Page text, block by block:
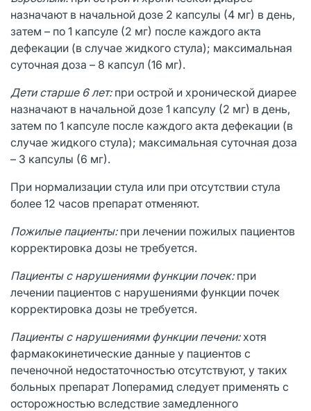
назначают в начальной дозе 2 капсулы (4 мг) в день,
затем – по 1 капсуле (2 мг) после каждого акта
дефекации (в случае жидкого стула); максимальная
суточная доза – 8 капсул (16 мг).
Дети старше 6 лет:при острой и хронической диарее
назначают в начальной дозе 1 капсулу (2 мг) в день,
затем по 1 капсуле после каждого акта дефекации (в
случае жидкого стула); максимальная суточная доза
– 3 капсулы (6 мг).
При нормализации стула или при отсутствии стула
более 12 часов препарат отменяют.
Пожилые пациенты:при лечении пожилых пациентов
корректировка дозы не требуется.
Пациенты с нарушениями функции почек: при
лечении пациентов с нарушениями функции почек
корректировка дозы не требуется.
Пациенты с нарушениями функции печени:хотя
фармакокинетические данные у пациентов с
печеночной недостаточностью отсутствуют, у таких
больных препарат Лоперамид следует применять с
осторожностью вследствие замедленного